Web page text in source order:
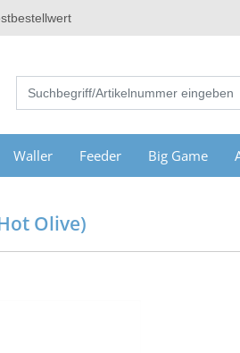
Waller Feeder Big Game
Olive)